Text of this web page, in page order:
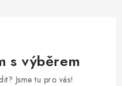
s výběrem
Jsme tu pro vás!